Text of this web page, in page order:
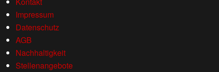
Impressum
Datenschutz
AGB
Nachhaltigkeit
Stellenangebote